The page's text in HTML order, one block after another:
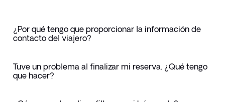
¿Por qué tengo que proporcionar la información de
contacto del viajero?
Tuve un problema al finalizar mi reserva. ¿Qué tengo
que hacer?